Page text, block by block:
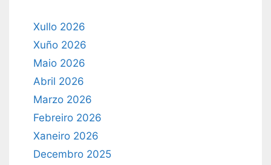
Xullo 2026
Xuño 2026
Maio 2026
Abril 2026
Marzo 2026
Febreiro 2026
Xaneiro 2026
Decembro 2025